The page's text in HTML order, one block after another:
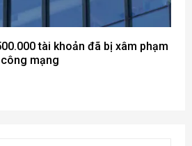
tài khoản đã bị xâm phạm
mạng